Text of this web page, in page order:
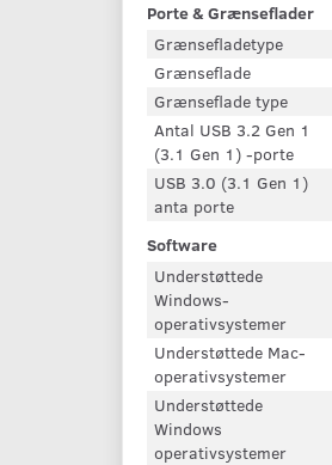
Porte & Grænseflader
Grænsefladetype
Grænseflade
Grænseflade type
Antal USB 3.2 Gen 1
(3.1 Gen 1) -porte
USB 3.0 (3.1 Gen 1)
anta porte
Software
Understøttede
Windows-
operativsystemer
Understøttede Mac-
operativsystemer
Understøttede
Windows
operativsystemer